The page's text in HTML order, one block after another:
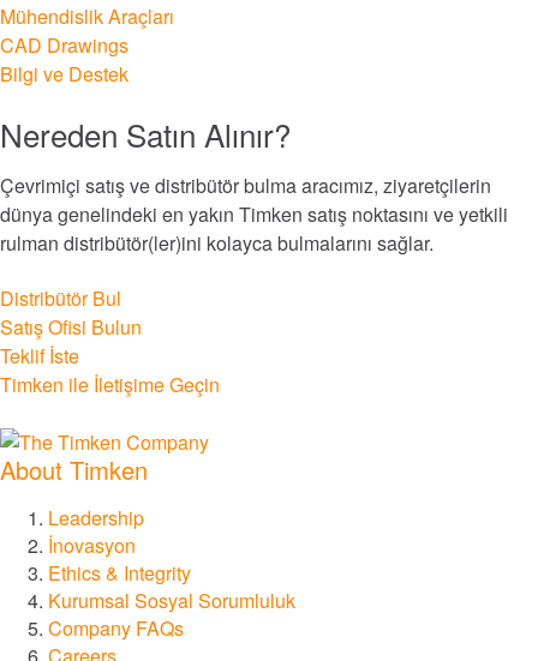
GGB
Groeneveld®
Diamond
Mühendislik Araçları
CAD Drawings
Bilgi ve Destek
Nereden Satın Alınır?
Çevrimiçi satış ve distribütör bulma aracımız, ziyaretçilerin
dünya genelindeki en yakın Timken satış noktasını ve yetkili
rulman distribütör(ler)ini kolayca bulmalarını sağlar.
Distribütör Bul
Satış Ofisi Bulun
Teklif İste
Timken ile İletişime Geçin
About Timken
Leadership
İnovasyon
Ethics & Integrity
Kurumsal Sosyal Sorumluluk
Company FAQs